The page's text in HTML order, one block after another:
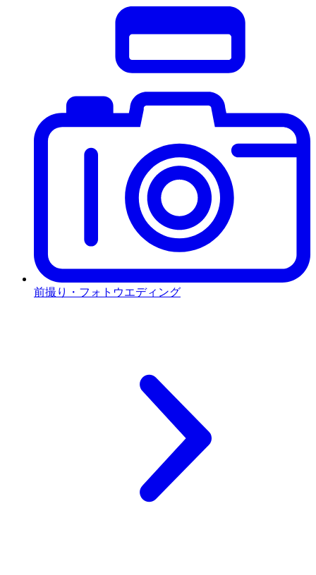
前撮り・フォトウエディング